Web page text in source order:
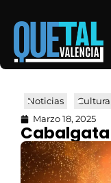
Noticias
Cultura
Marzo 18, 2025
Cabalgata